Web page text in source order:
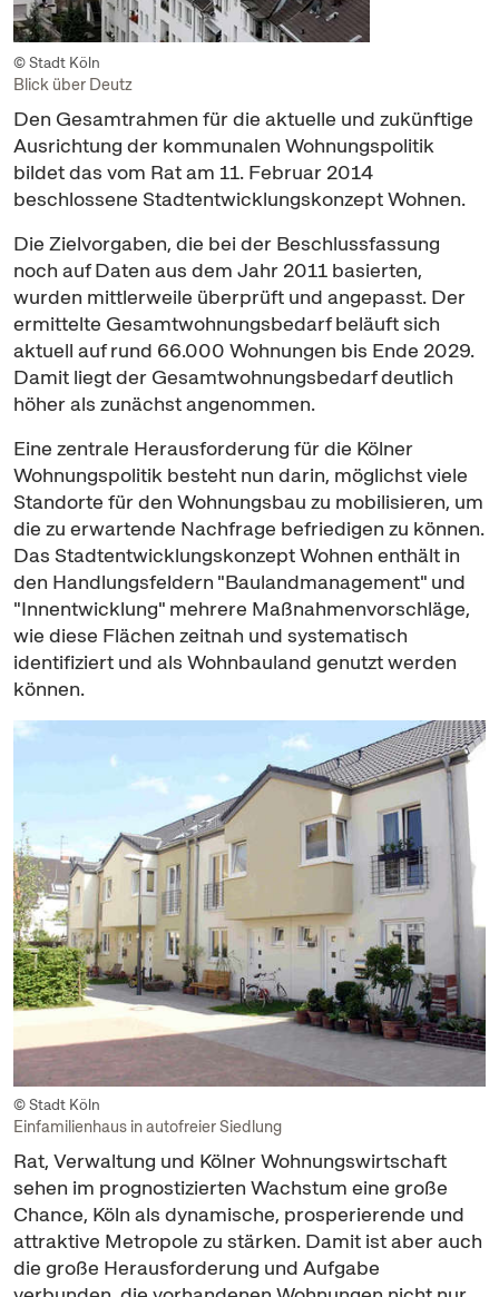
© Stadt Köln
Blick über Deutz
Den Gesamtrahmen für die aktuelle und zukünftige
Ausrichtung der kommunalen Wohnungspolitik
bildet das vom Rat am 11. Februar 2014
beschlossene Stadtentwicklungskonzept Wohnen.
Die Zielvorgaben, die bei der Beschlussfassung
noch auf Daten aus dem Jahr 2011 basierten,
wurden mittlerweile überprüft und angepasst. Der
ermittelte Gesamtwohnungsbedarf beläuft sich
aktuell auf rund 66.000 Wohnungen bis Ende 2029.
Damit liegt der Gesamtwohnungsbedarf deutlich
höher als zunächst angenommen.
Eine zentrale Herausforderung für die Kölner
Wohnungspolitik besteht nun darin, möglichst viele
Standorte für den Wohnungsbau zu mobilisieren, um
die zu erwartende Nachfrage befriedigen zu können.
Das Stadtentwicklungskonzept Wohnen enthält in
den Handlungsfeldern "Baulandmanagement" und
"Innentwicklung" mehrere Maßnahmenvorschläge,
wie diese Flächen zeitnah und systematisch
identifiziert und als Wohnbauland genutzt werden
können.
© Stadt Köln
Einfamilienhaus in autofreier Siedlung
Rat, Verwaltung und Kölner Wohnungswirtschaft
sehen im prognostizierten Wachstum eine große
Chance, Köln als dynamische, prosperierende und
attraktive Metropole zu stärken. Damit ist aber auch
die große Herausforderung und Aufgabe